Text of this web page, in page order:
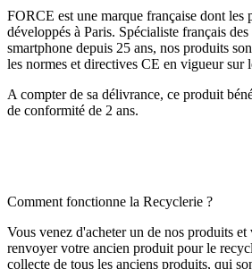
FORCE est une marque française dont les
développés à Paris. Spécialiste français
smartphone depuis 25 ans, nos produits
les normes et directives CE en vigueur sur
A compter de sa délivrance, ce produit
de conformité de 2 ans.
Comment fonctionne la Recyclerie ?
Vous venez d'acheter un de nos produits et
renvoyer votre ancien produit pour le
collecte de tous les anciens produits, qui